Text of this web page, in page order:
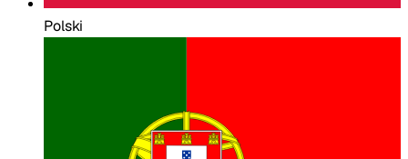
Polski